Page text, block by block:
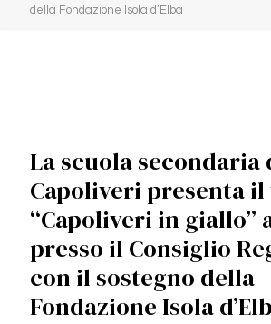
della Fondazione Isola d’Elba
La scuola secondaria
Capoliveri presenta il
“Capoliveri in giallo”
presso il Consiglio
con il sostegno della
Fondazione Isola